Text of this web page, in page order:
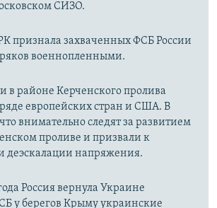
СИЗО.
признала захваченных ФСБ России
военнопленными.
в районе Керченского пролива
европейских стран и США. В
внимательно следят за развитием
проливе и призвали к
деэскалации напряжения.
Россия вернула Украине
у берегов Крыму украинские